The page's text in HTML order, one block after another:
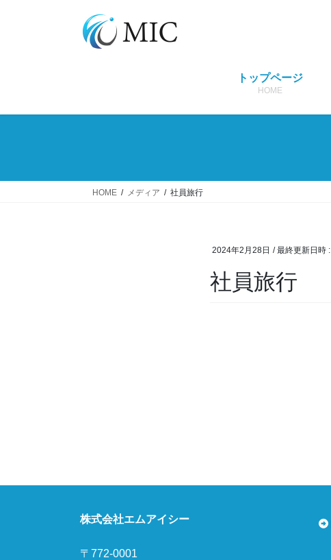
トップページ
HOME
HOME メディア 社員旅行
2024年2月28日 / 最終更新日時 :
社員旅行
株式会社エムアイシー
〒772-0001